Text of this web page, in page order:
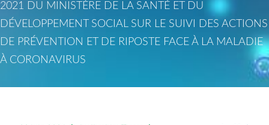
2021 DU MINISTÈRE DE LA SANTÉ ET DU
DÉVELOPPEMENT SOCIAL SUR LE SUIVI DES ACTIONS
DE PRÉVENTION ET DE RIPOSTE FACE À LA MALADIE
À CORONAVIRUS